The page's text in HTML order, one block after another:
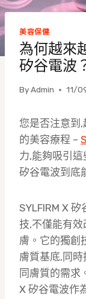
美容保健
為何越來
矽谷電波
ByAdmin 11/
您是否注意到
的美容療程 –
力,能夠吸引這
矽谷電波到底
SYLFIRM X
技,不僅能有
膚。它的獨創
膚質基底,同
同膚質的需求
X 矽谷電波作